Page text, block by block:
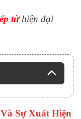
từhiện đại
Sự Xuất Hiện